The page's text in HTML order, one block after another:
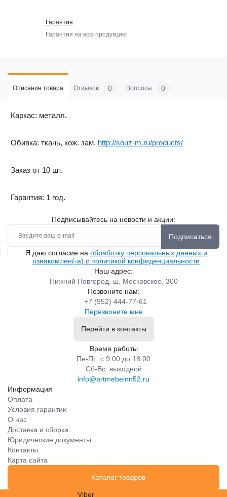
Гарантия
Гарантия на всю продукцию
Описание товара Отзывов 0 Вопросы 0
Каркас: металл.
Обивка: ткань, кож. зам. http://souz-m.ru/products/
Заказ от 10 шт.
Гарантия: 1 год.
Подписывайтесь на новости и акции:
Подписаться
Я даю согласие на обработку персональных данных и
ознакомлен(-а) с политикой конфиденциальности
Наш адрес:
Нижний Новгород, ш. Московское, 300
Позвоните нам:
+7 (952) 444-77-61
Перезвоните мне
Перейти в контакты
Время работы
Пн-Пт: с 9:00 до 18:00
Сб-Вс: выходной
info@artmebelnn52.ru
Информация
Оплата
Условия гарантии
О нас
Доставка и сборка
Юридические документы
Контакты
Карта сайта
Каталог товаров
Viber